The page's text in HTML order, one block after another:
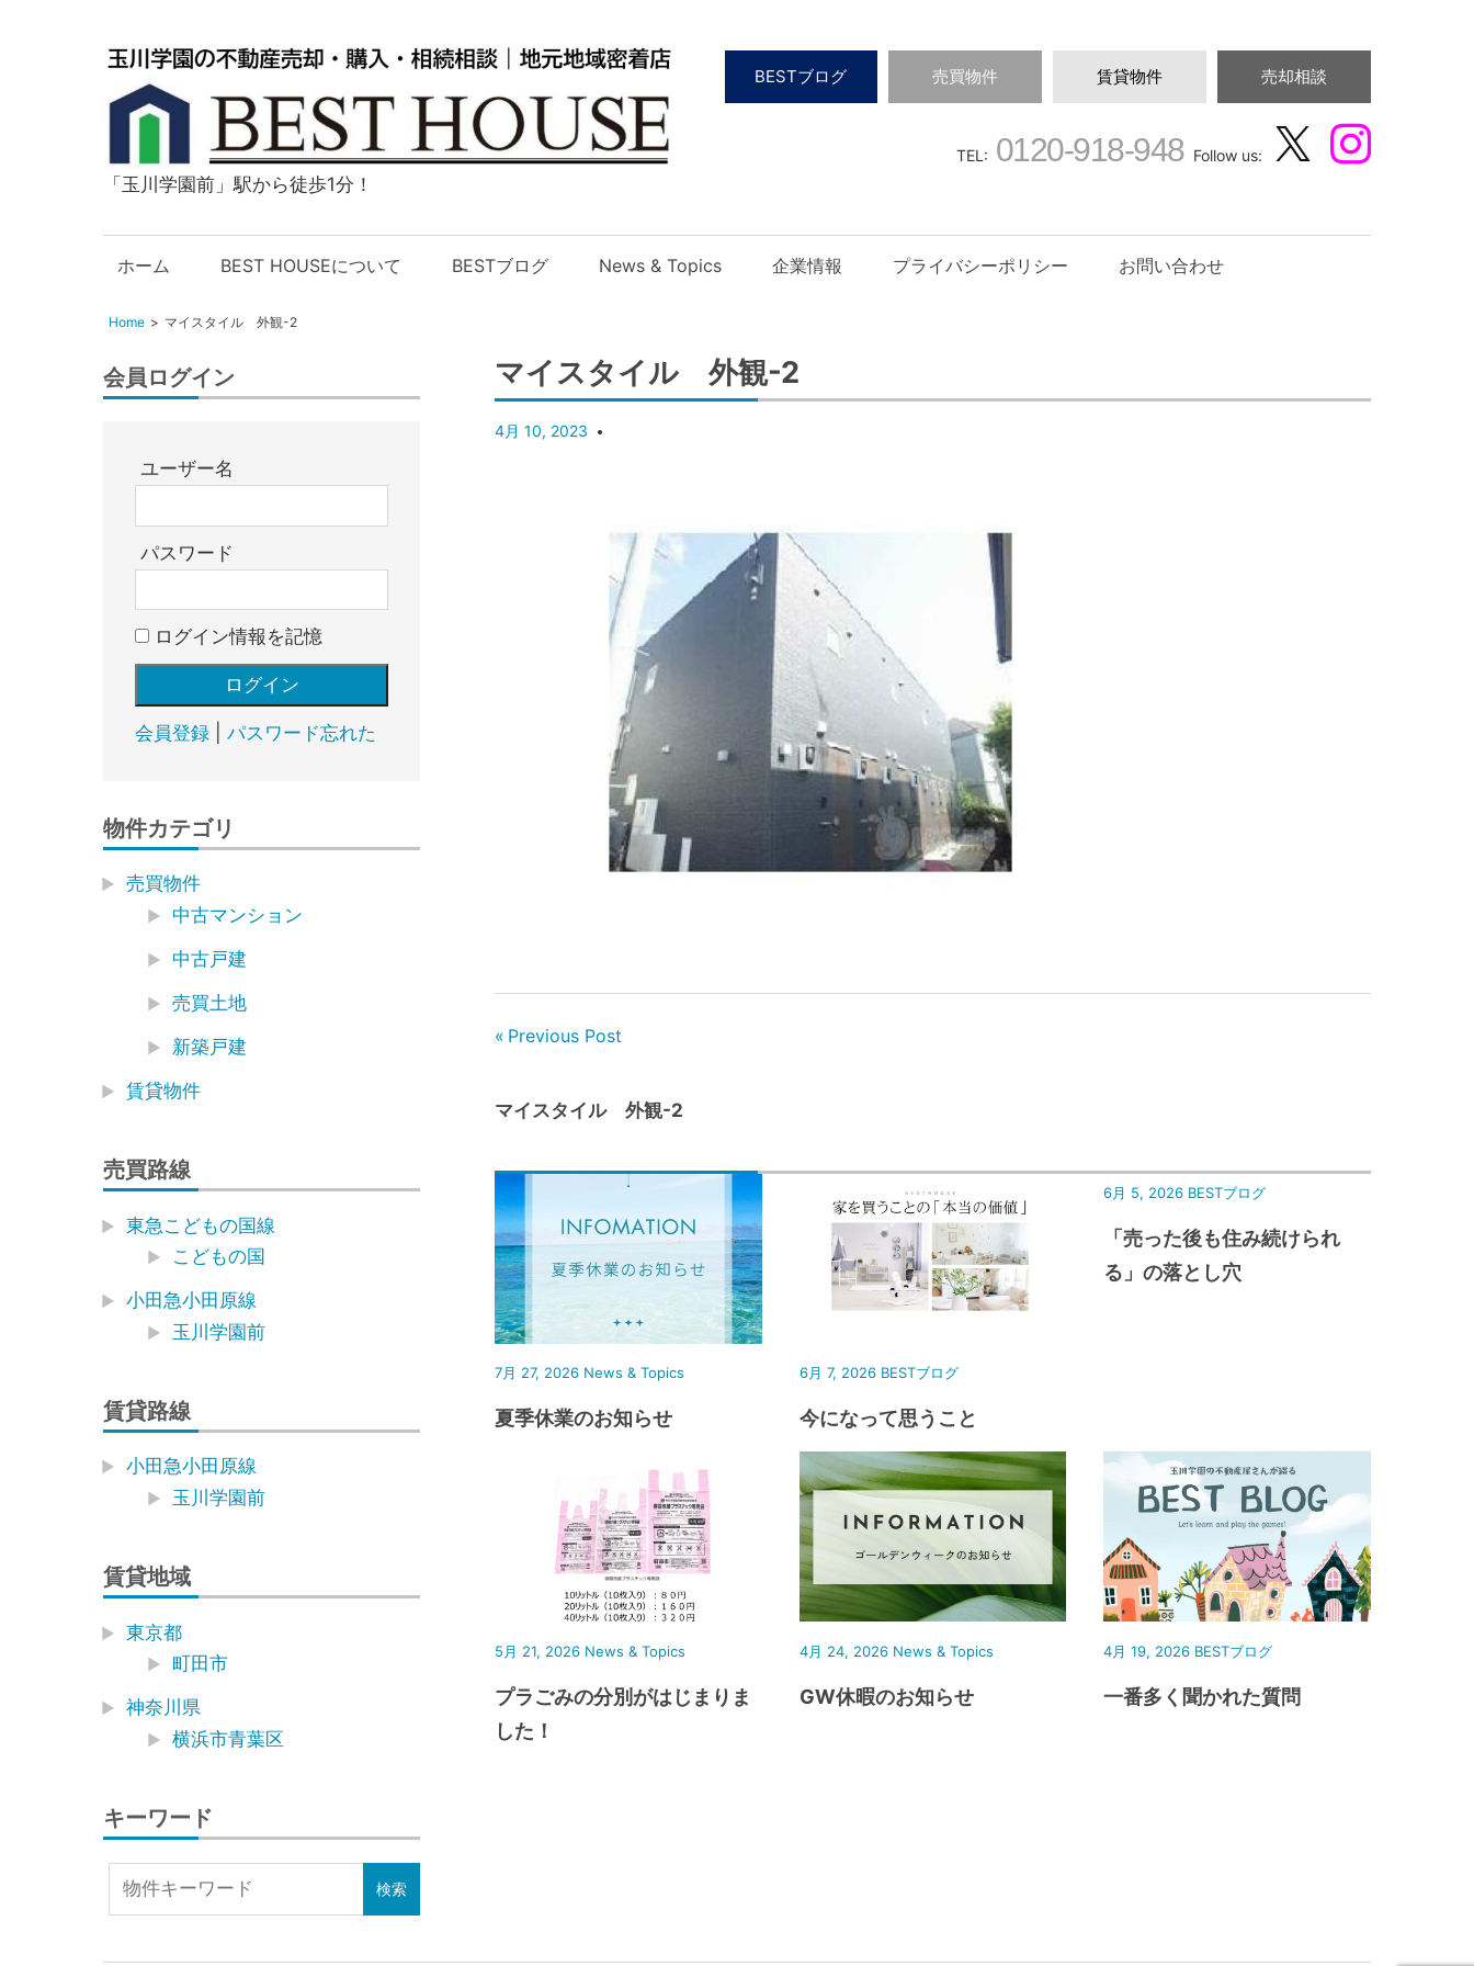
玉
学
の
動
産
入・
却・
BEST
HOUSE
「玉川学園前」駅から徒歩1分！
BESTブログ 売買物件 賃貸物件 売却相談
TEL: 0120-918-948Follow us:
ホーム BEST HOUSEについて BESTブログ News & Topics 企業情報 プライバシーポリシー お問い合わせ
Home マイスタイル 外観-2
マイスタイル 外観-2
4月 10, 2023
Previous Post
マイスタイル 外観-2
7月 27, 2026 News & Topics
夏季休業のお知らせ
6月 7, 2026 BESTブログ
今になって思うこと
6月 5, 2026 BESTブログ
「売った後も住み続けられ
る」の落とし穴
5月 21, 2026 News & Topics
プラごみの分別がはじまりま
した！
4月 24, 2026 News & Topics
GW休暇のお知らせ
4月 19, 2026 BESTブログ
一番多く聞かれた質問
会員ログイン
ユーザー名
パスワード
ログイン情報を記憶
会員登録| パスワード忘れた
物件カテゴリ
売買物件
中古マンション
中古戸建
売買土地
新築戸建
賃貸物件
売買路線
東急こどもの国線
こどもの国
小田急小田原線
玉川学園前
賃貸路線
小田急小田原線
玉川学園前
賃貸地域
東京都
町田市
神奈川県
横浜市青葉区
キーワード